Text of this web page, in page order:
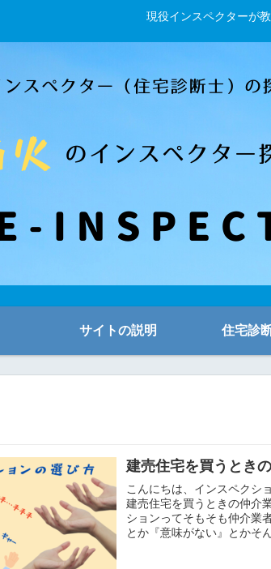
現役インスペクターが
サイトの説明 住宅診
建売住宅を買うとき
こんにちは、インスペクシ
建売住宅を買うときの仲介
ションってそもそも仲介業
とか『意味がない』とかそ